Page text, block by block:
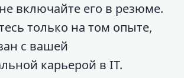
включайте его в резюме.
только на том опыте,
с вашей
карьерой в IT.